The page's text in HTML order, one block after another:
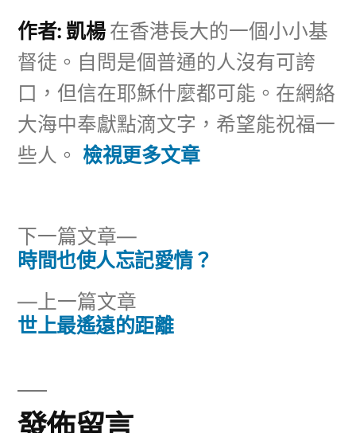
作者: 凱楊 在香港長大的一個小小基
督徒。自問是個普通的人沒有可誇
口，但信在耶穌什麼都可能。在網絡
大海中奉獻點滴文字，希望能祝福一
些人。 檢視更多文章
文
章
覽
上一篇文章
一
世上最遙遠的距離
下一篇文章
下
一
章:
時間也使人忘記愛情？
發佈留言